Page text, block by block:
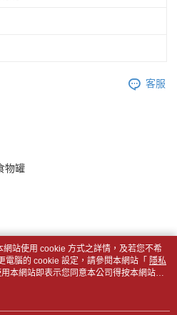
客服
物罐
站使用 cookie 方式之詳情，及若您不希
電腦的 cookie 設定，請參閱本網站「 隱私
本網站即表示您同意本公司得按本網站使